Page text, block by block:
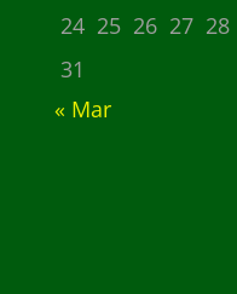
24 25 26 27 28
31
« Mar